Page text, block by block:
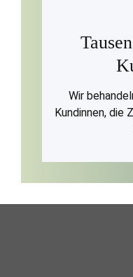
Wir
Kundinnen, die